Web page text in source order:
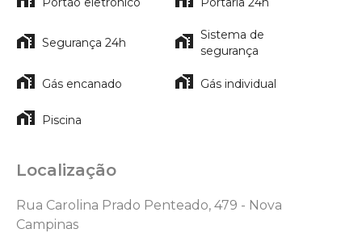
Segurança 24h
Sistema de
segurança
Gás encanado Gás individual
Piscina
Localização
Rua Carolina Prado Penteado, 479 - Nova
Campinas